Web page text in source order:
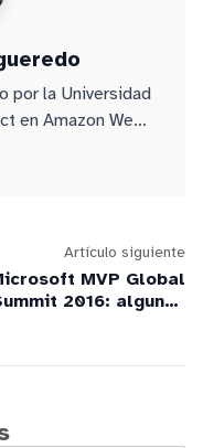
por la Universidad
en Amazon Web
Artículo siguiente
MVP Global
2016: algunos